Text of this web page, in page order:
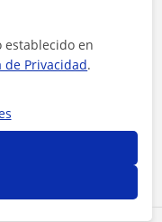
establecido en
de Privacidad.